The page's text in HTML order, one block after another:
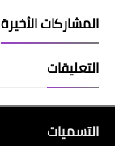
المشاركات الأخيرة
التعليقات
التسميات